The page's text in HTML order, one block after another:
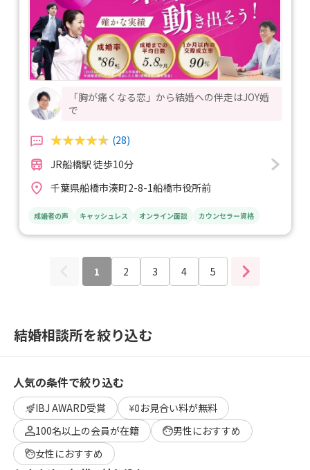
「胸が痛くなる恋」から結婚への伴走はJOY婚
で
(28)
JR船橋駅 徒歩10分
千葉県船橋市湊町2-8-1船橋市役所前
成婚者の声 キャッシュレス オンライン面談 カウンセラー資格
1 2 3 4 5
結婚相談所を絞り込む
人気の条件で絞り込む
IBJ AWARD受賞
お見合い料が無料
100名以上の会員が在籍
男性におすすめ
女性におすすめ